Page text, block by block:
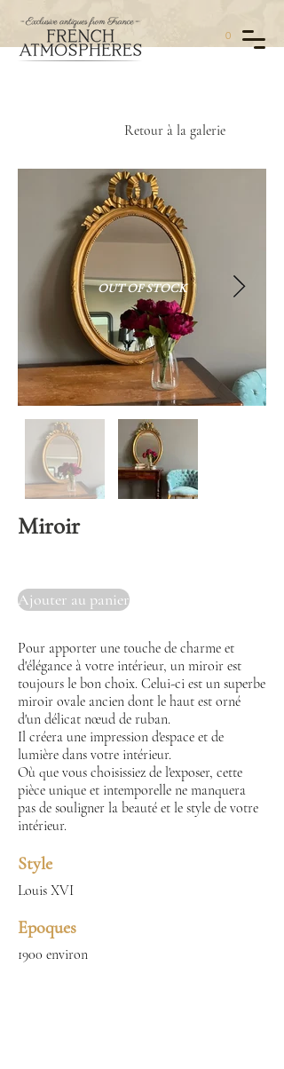
0
Retour à la galerie
OUT OF STOCK
Miroir
Ajouter au panier
Pour apporter une touche de charme et
d'élégance à votre intérieur, un miroir est
toujours le bon choix. Celui-ci est un superbe
miroir ovale ancien dont le haut est orné
d'un délicat nœud de ruban.
Il créera une impression d'espace et de
lumière dans votre intérieur.
Où que vous choisissiez de l'exposer, cette
pièce unique et intemporelle ne manquera
pas de souligner la beauté et le style de votre
intérieur.
Style
Louis XVI
Epoques
1900 environ